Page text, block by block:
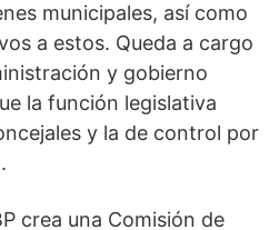
municipales, así como
a estos. Queda a cargo
y gobierno
la función legislativa
y la de control por
crea una Comisión de